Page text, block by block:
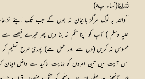
تَسْلِيمًا(نساء پ۵)
’’واللہ یہ لوگ ہرگز باایمان نہ ہوں گے جب تک اپنے
علیہ وسلم ) آپ کو اپنا حکم نہ بنا دیں پھر تیرے فیصلے
محسوس نہ کریں (دل سے اور عمل سے) پوری طرح تسلیم کر
اس آیت میں تین امروں کو نہایت تاکید سے داخل ایمان